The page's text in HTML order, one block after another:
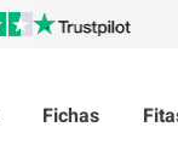
Fichas